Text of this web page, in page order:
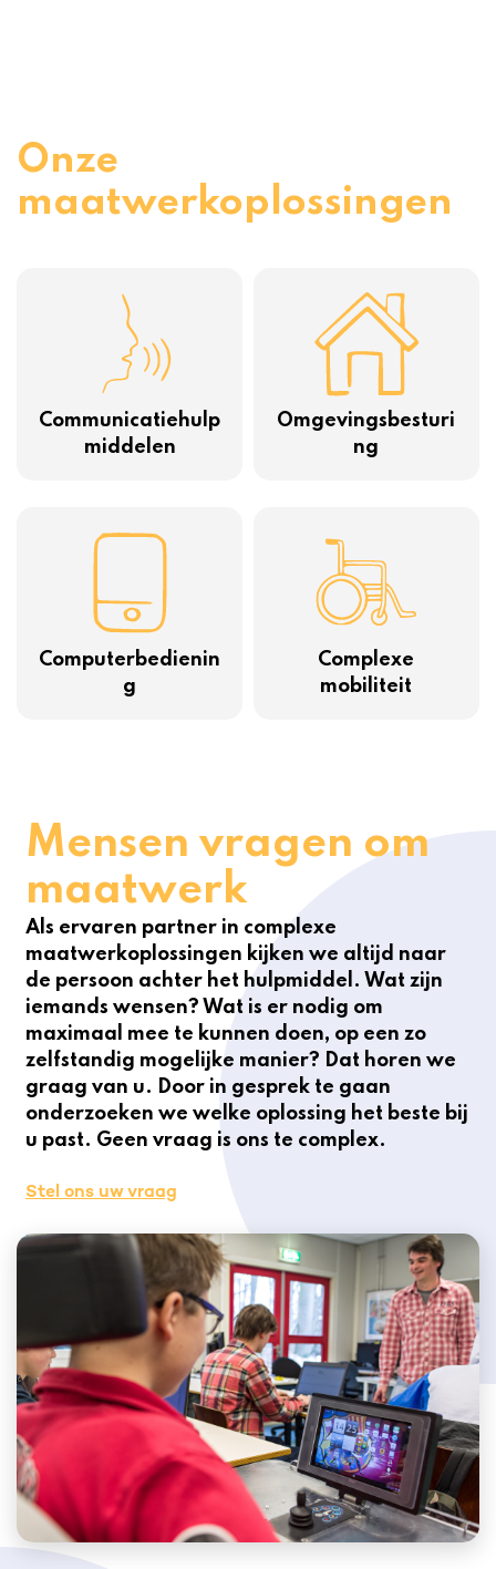
Onze
maatwerkoplossingen
Communicatiehulp
middelen
Omgevingsbesturi
ng
Computerbedienin
g
Complexe
mobiliteit
Mensen vragen om
maatwerk
Als ervaren partner in complexe
maatwerkoplossingen kijken we altijd naar
de persoon achter het hulpmiddel. Wat zijn
iemands wensen? Wat is er nodig om
maximaal mee te kunnen doen, op een zo
zelfstandig mogelijke manier? Dat horen we
graag van u. Door in gesprek te gaan
onderzoeken we welke oplossing het beste bij
u past. Geen vraag is ons te complex.
Stel ons uw vraag